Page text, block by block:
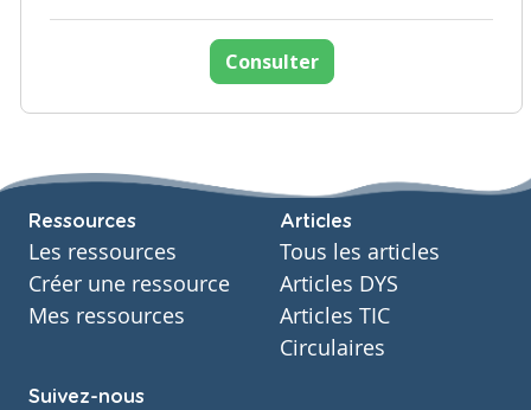
Consulter
Ressources
Les ressources
Créer une ressource
Mes ressources
Articles
Tous les articles
Articles DYS
Articles TIC
Circulaires
Suivez-nous